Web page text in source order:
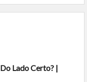
Lado Certo? |